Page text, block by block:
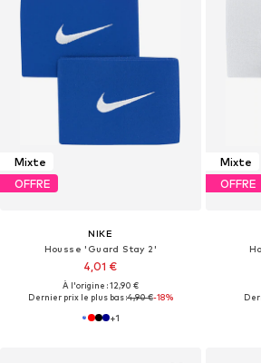
Mixte
OFFRE
NIKE
Housse 'Guard Stay 2'
4,01 €
À l'origine : 12,90 €
Dernier prix le plus bas :4,90 €-18%
+1
Mixte
OFFRE